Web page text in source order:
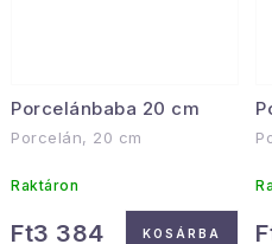
Porcelánbaba 20 cm
Porcelán, 20 cm
Raktáron
Ft3 384 KOSÁRBA